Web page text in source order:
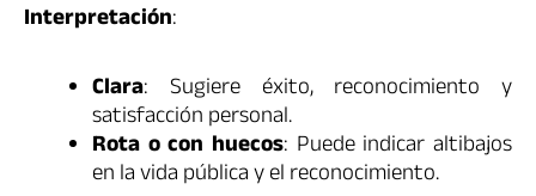
Interpretación:
Clara: Sugiere éxito, reconocimiento y
satisfacción personal.
Rota o con huecos: Puede indicar altibajos
en la vida pública y el reconocimiento.